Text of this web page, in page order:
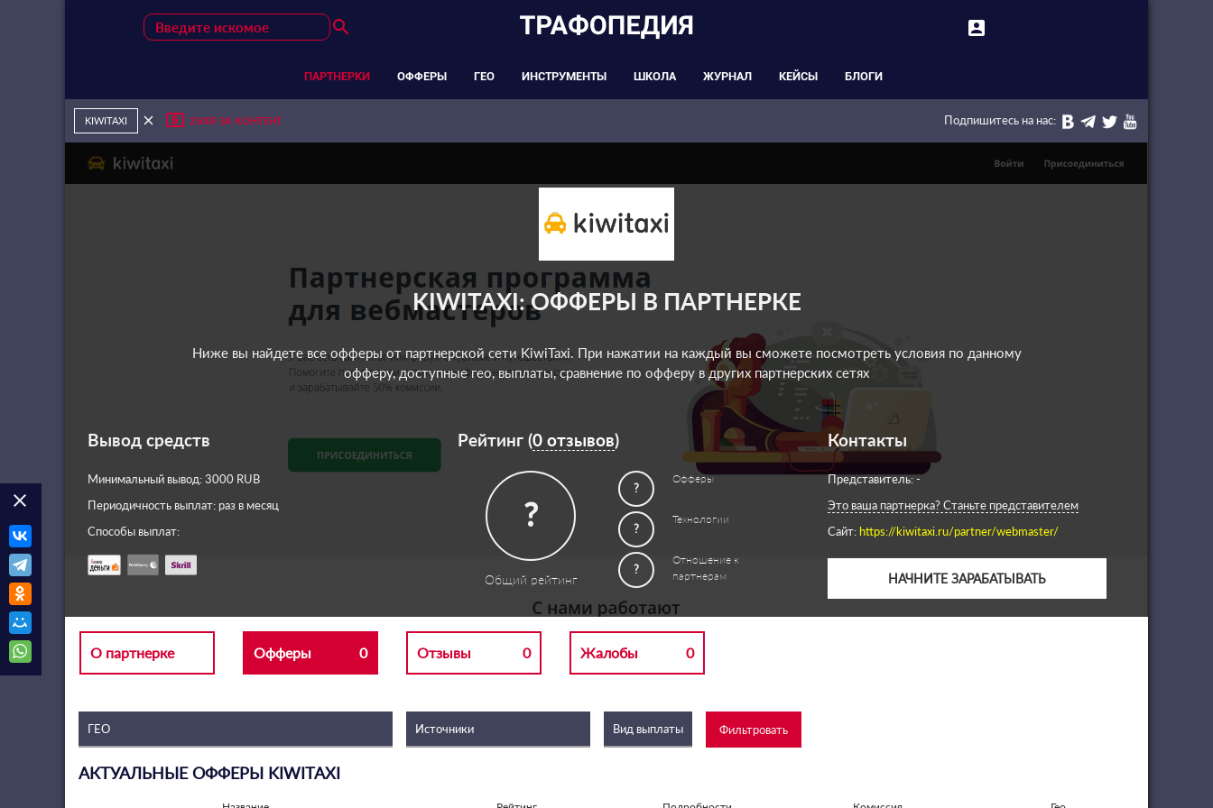
clear
search account_box
ПАРТНЕРКИ ОФФЕРЫ ГЕО ИНСТРУМЕНТЫ ШКОЛА ЖУРНАЛ КЕЙСЫ БЛОГИ
KIWITAXI close local_atm 2500₽ ЗА КОНТЕНТ Подпишитесь на нас:
KIWITAXI: ОФФЕРЫ В ПАРТНЕРКЕ
Ниже вы найдете все офферы от партнерской сети KiwiTaxi. При нажатии на каждый вы сможете посмотреть условия по данному
офферу, доступные гео, выплаты, сравнение по офферу в других партнерских сетях
Вывод средств
Минимальный вывод: 3000 RUB
Периодичность выплат: раз в месяц
Способы выплат:
Рейтинг (0 отзывов)
?
Общий рейтинг
?
Офферы
?
Технологии
?
Отношение к
партнерам
Контакты
Представитель: -
Это ваша партнерка? Станьте представителем
Сайт: https://kiwitaxi.ru/partner/webmaster/
НАЧНИТЕ ЗАРАБАТЫВАТЬ
О партнерке Офферы 0 Отзывы 0 Жалобы 0
АКТУАЛЬНЫЕ ОФФЕРЫ KIWITAXI